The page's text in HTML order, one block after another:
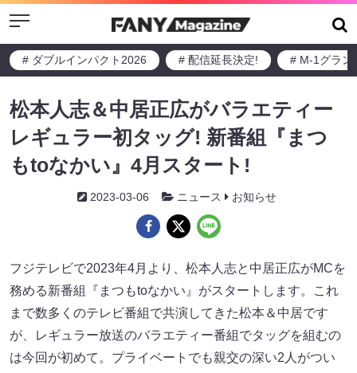
Menu
# ダブルインパクト2026 # 配信延長決定! # M-1グラン
松本人志＆中居正広がバラエティー
レギュラー初タッグ! 新番組『まつ
もtoなかい』4月スタート!
2023-03-06 ニュース お知らせ
フジテレビで2023年4月より、松本人志と中居正広がMCを
務める新番組『まつもtoなかい』がスタートします。これ
まで数多くのテレビ番組で共演してきた松本＆中居です
が、レギュラー放送のバラエティー番組でタッグを組むの
は今回が初めて。プライベートでも親交の深い2人がつい